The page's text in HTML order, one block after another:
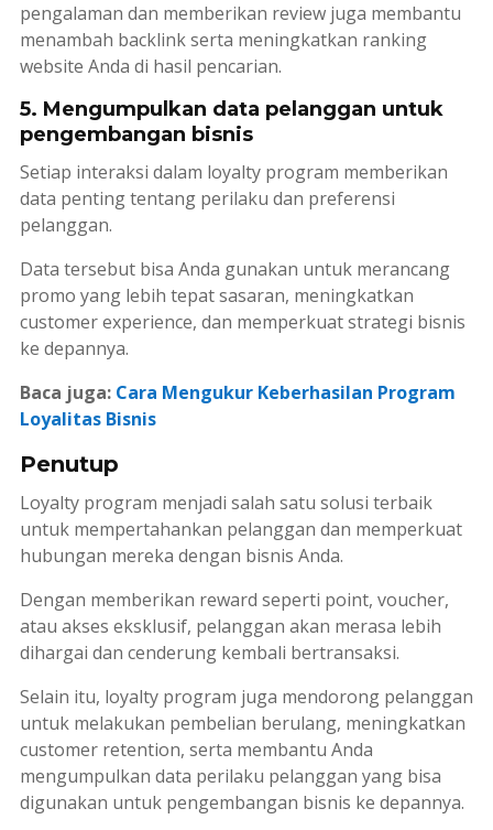
pengalaman dan memberikan reviewjuga membantu
menambah backlinkserta meningkatkan ranking
website Anda di hasil pencarian.
5. Mengumpulkan data pelanggan untuk
pengembangan bisnis
Setiap interaksi dalam loyalty program memberikan
data penting tentang perilaku dan preferensi
pelanggan.
Data tersebut bisa Anda gunakan untuk merancang
promo yang lebih tepat sasaran, meningkatkan
customer experience, dan memperkuat strategi bisnis
ke depannya.
Baca juga: Cara Mengukur Keberhasilan Program
Loyalitas Bisnis
Penutup
Loyalty program menjadi salah satu solusi terbaik
untuk mempertahankan pelanggan dan memperkuat
hubungan mereka dengan bisnis Anda.
Dengan memberikan reward seperti point, voucher,
atau akses eksklusif, pelanggan akan merasa lebih
dihargai dan cenderung kembali bertransaksi.
Selain itu, loyalty program juga mendorong pelanggan
untuk melakukan pembelian berulang, meningkatkan
customer retention, serta membantu Anda
mengumpulkan data perilaku pelanggan yang bisa
digunakan untuk pengembangan bisnis ke depannya.